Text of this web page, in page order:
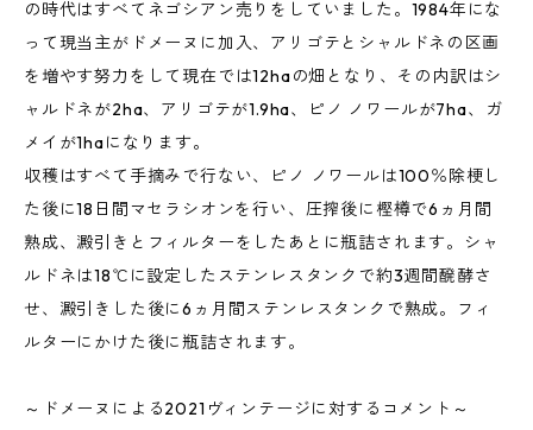
の時代はすべてネゴシアン売りをしていました。1984年にな
って現当主がドメーヌに加入、アリゴテとシャルドネの区画
を増やす努力をして現在では12haの畑となり、その内訳はシ
ャルドネが2ha、アリゴテが1.9ha、ピノ ノワールが7ha、ガ
メイが1haになります。
収穫はすべて手摘みで行ない、ピノ ノワールは100％除梗し
た後に18日間マセラシオンを行い、圧搾後に樫樽で6ヵ月間
熟成、澱引きとフィルターをしたあとに瓶詰されます。シャ
ルドネは18℃に設定したステンレスタンクで約3週間醗酵さ
せ、澱引きした後に6ヵ月間ステンレスタンクで熟成。フィ
ルターにかけた後に瓶詰されます。
～ドメーヌによる2021ヴィンテージに対するコメント～